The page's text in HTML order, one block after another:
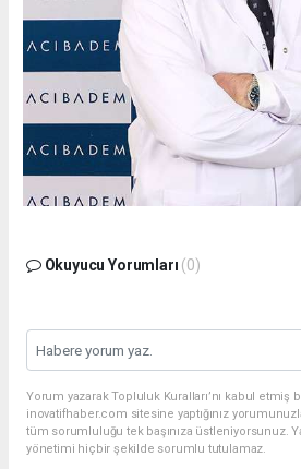
Okuyucu Yorumları (0)
Yorum yazarak Topluluk Kuralları’nı kabul etmiş
inovatifhaber.com sitesine yaptığınız
tüm sorumluluğu tek başınıza üstleniyorsunuz.
yönetimi hiçbir şekilde sorumlu tutulamaz.